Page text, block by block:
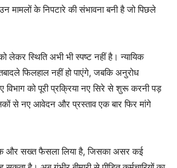
मामलों के निपटारे की संभावना बनी है जो पिछले
लेकर स्थिति अभी भी स्पष्ट नहीं है। न्यायिक
फिलहाल नहीं हो पाएंगे, जबकि अनुरोध
विभाग को पूरी प्रक्रिया नए सिरे से शुरू करनी पड़
से नए आवेदन और प्रस्ताव एक बार फिर मांगे
एक और सख्त फैसला लिया है, जिसका असर कई